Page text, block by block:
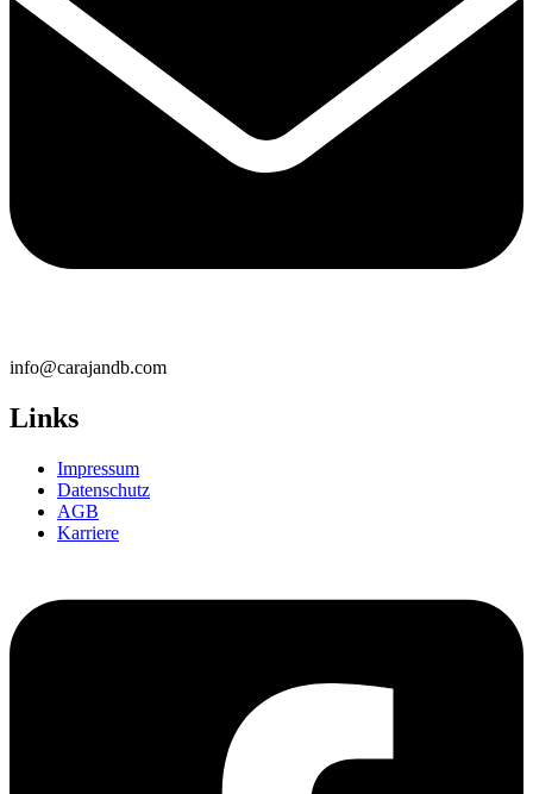
info@carajandb.com
Links
Impressum
Datenschutz
AGB
Karriere